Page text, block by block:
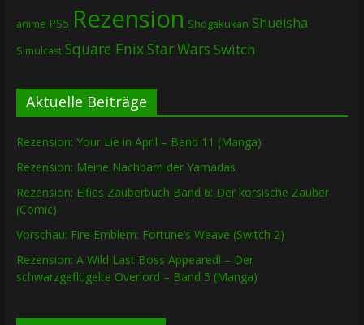
anime PS5 Rezension Shogakukan Shueisha
Simulcast Square EnixStar Wars Switch
Aktuelle Beiträge
Rezension: Your Lie in April – Band 11 (Manga)
Rezension: Meine Nachbarn der Yamadas
Rezension: Elfies Zauberbuch Band 6: Der korsische Zauber
(Comic)
Vorschau: Fire Emblem: Fortune’s Weave (Switch 2)
Rezension: A Wild Last Boss Appeared! – Der
schwarzgeflügelte Overlord – Band 5 (Manga)